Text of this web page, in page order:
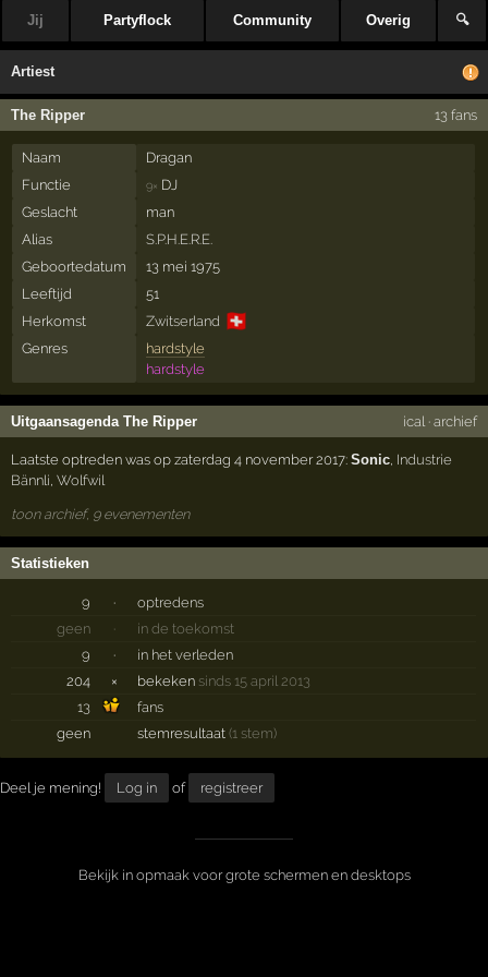
Jij Partyflock Community Overig 🔍
Artiest
The Ripper 13 fans
Naam
Dragan
Functie
9× DJ
Geslacht
man
Alias
S.P.H.E.R.E.
Geboortedatum
13 mei 1975
Leeftijd
51
Herkomst
Zwitserland 🇨🇭
Genres
hardstyle
hardstyle
Uitgaansagenda The Ripper ical· archief
Laatste optreden was op zaterdag 4 november 2017:Sonic Industrie
Bännli ,Wolfwil
toon archief, 9 evenementen
Statistieken
9 ·
optredens
geen
·
in de toekomst
9
·
in het verleden
204
× bekeken sinds 15 april 2013
13
fans
geen
stemresultaat(1 stem)
Deel je mening! Log in of registreer
Bekijk in opmaak voor grote schermen en desktops